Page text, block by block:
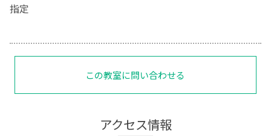
指定
この教室に問い合わせる
アクセス情報